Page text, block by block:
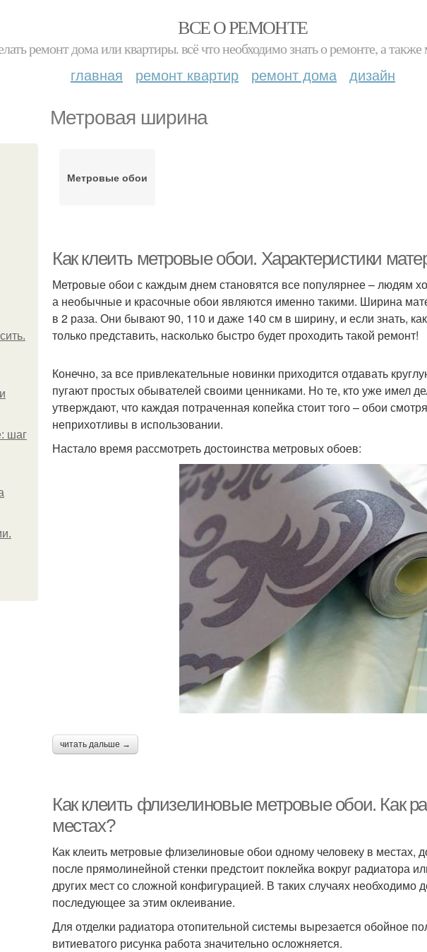
ВСЕ О РЕМОНТЕ
ремонт дома или квартиры. всё что необходимо знать о ремонте, а
главная ремонт квартир ремонт дома дизайн
Метровая ширина
шаг
Метровые обои
Как клеить метровые обои. Характеристики
Метровые обои с каждым днем становятся все популярнее – людям
а необычные и красочные обои являются именно такими. Ширина
в 2 раза. Они бывают 90, 110 и даже 140 см в ширину, и если знать,
только представить, насколько быстро будет проходить такой ремонт!
Конечно, за все привлекательные новинки приходится отдавать
пугают простых обывателей своими ценниками. Но те, кто уже имел
утверждают, что каждая потраченная копейка стоит того – обои
неприхотливы в использовании.
Настало время рассмотреть достоинства метровых обоев:
читать дальше →
Как клеить флизелиновые метровые обои. Как
местах?
Как клеить метровые флизелиновые обои одному человеку в местах,
после прямолинейной стенки предстоит поклейка вокруг радиатора
других мест со сложной конфигурацией. В таких случаях необходимо
последующее за этим оклеивание.
Для отделки радиатора отопительной системы вырезается обойное
витиеватого рисунка работа значительно осложняется.